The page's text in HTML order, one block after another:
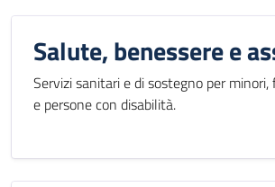
Salute, benessere e
Servizi sanitari e di sostegno per minori,
e persone con disabilità.